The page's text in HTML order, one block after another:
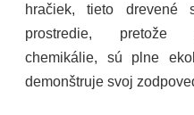
hračiek, tieto drevené
prostredie, pretože
chemikálie, sú plne
demonštruje svoj